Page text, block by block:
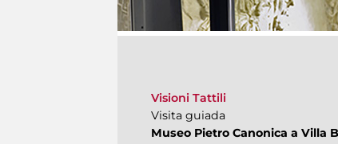
Visioni Tattili
Visita guiada
Museo Pietro Canonica a Villa